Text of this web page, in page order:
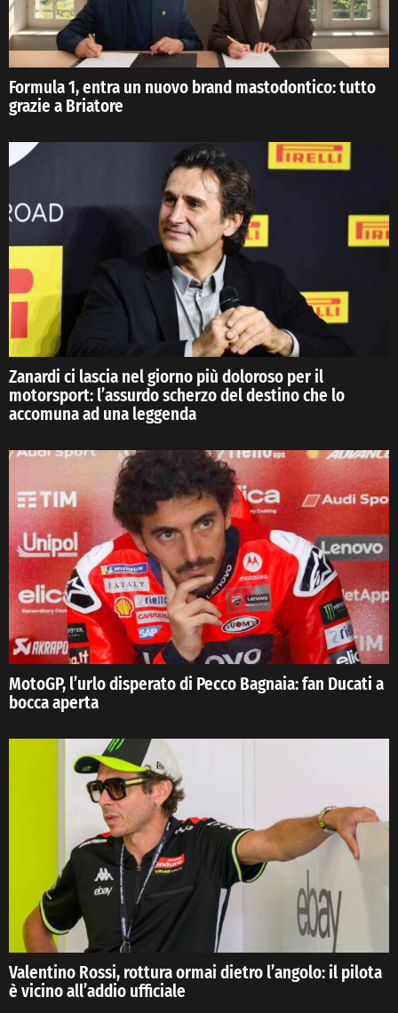
Formula 1, entra un nuovo brand mastodontico: tutto
grazie a Briatore
Zanardi ci lascia nel giorno più doloroso per il
motorsport: l’assurdo scherzo del destino che lo
accomuna ad una leggenda
MotoGP, l’urlo disperato di Pecco Bagnaia: fan Ducati a
bocca aperta
Valentino Rossi, rottura ormai dietro l’angolo: il pilota
è vicino all’addio ufficiale